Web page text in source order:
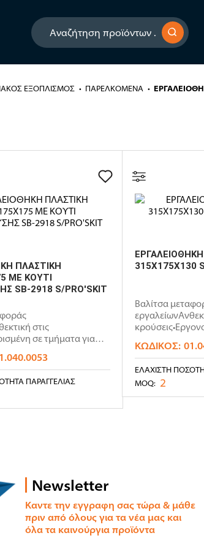
ΕΞΟΠΛΙΣΜΟΣ ΠΑΡΕΛΚΟΜΕΝΑ
ΠΛΑΣΤΙΚΗ
ΜΕ ΚΟΥΤΙ
SB-2918 S/PRO'SKIT
στις
σε τμήματα για
ΠΑΡΑΓΓΕΛΊΑΣ
315X175X130
Βαλίτσα
ΚΩΔΙΚΌΣ:
ΕΛΆΧΙΣΤΗ
MOQ: 2
Newsletter
Καντε την εγγραφη σας τώρα & μάθε
πριν από όλους για τα νέα μας και
όλα τα καινούργια προϊόντα